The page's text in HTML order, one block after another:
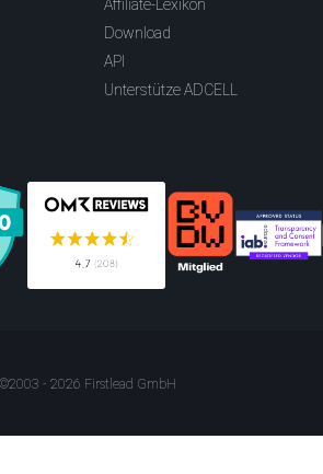
Affiliate-Lexikon
Download
API
Unterstütze ADCELL
©2003 - 2026 Firstlead GmbH